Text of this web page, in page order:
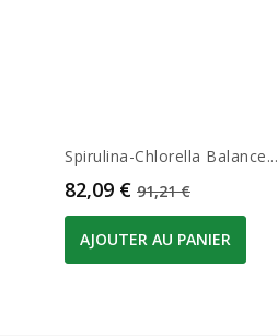
Spirulina-Chlorella Balance...
Prix
82,09 € Prix de base
91,21 €
AJOUTER AU PANIER